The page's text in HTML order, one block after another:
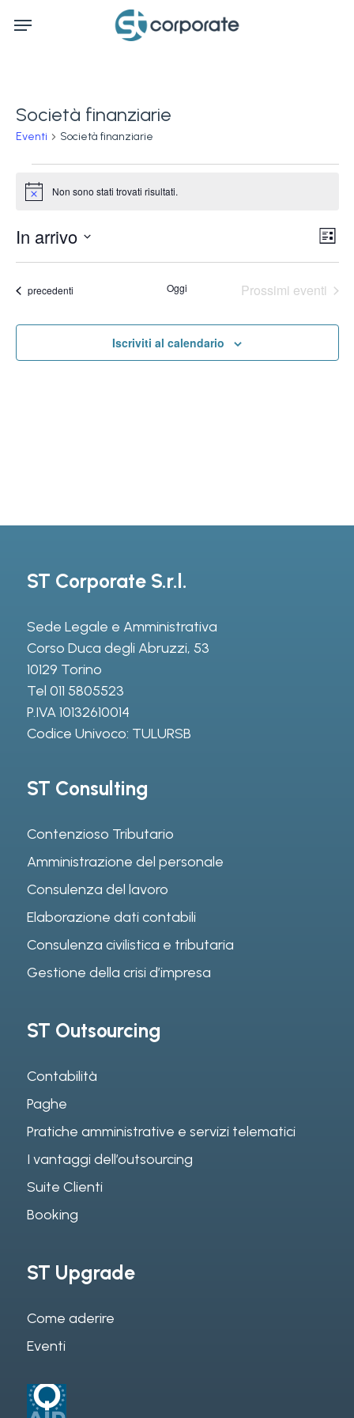
Menu
Società finanziarie
Eventi Società finanziarie
Eventi
Notice Non sono stati trovati risultati.
Lista
In arrivo
Seleziona
data.
Eventi
precedenti Oggi Prossimi eventi
Iscriviti al calendario
ST Corporate S.r.l.
Sede Legale e Amministrativa
Corso Duca degli Abruzzi, 53
10129 Torino
Tel 011 5805523
P.IVA 10132610014
Codice Univoco: TULURSB
ST Consulting
Contenzioso Tributario
Amministrazione del personale
Consulenza del lavoro
Elaborazione dati contabili
Consulenza civilistica e tributaria
Gestione della crisi d’impresa
ST Outsourcing
Contabilità
Paghe
Pratiche amministrative e servizi telematici
I vantaggi dell’outsourcing
Suite Clienti
Booking
ST Upgrade
Come aderire
Eventi